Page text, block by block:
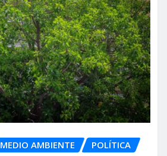
MEDIO AMBIENTE POLÍTICA